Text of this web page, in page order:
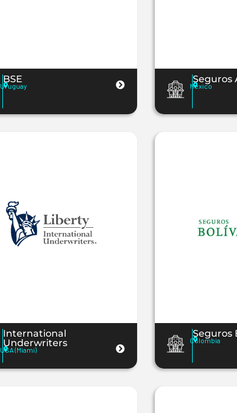
BSE
Uruguay
Seguros
Mexico
International
Underwriters
USA (Miami)
Seguros
Colombia